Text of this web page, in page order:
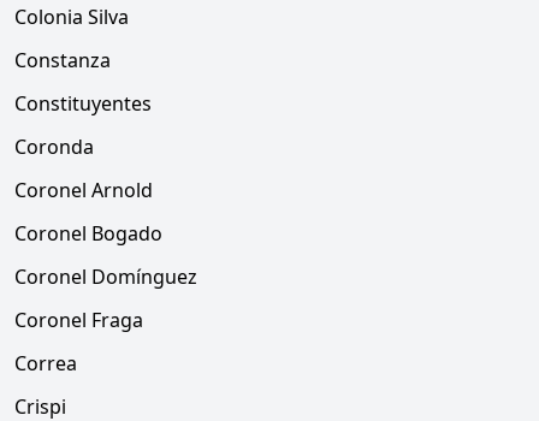
Colonia Silva
Constanza
Constituyentes
Coronda
Coronel Arnold
Coronel Bogado
Coronel Domínguez
Coronel Fraga
Correa
Crispi